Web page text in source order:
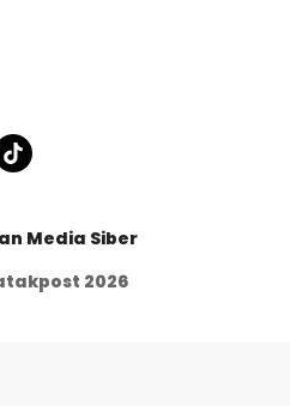
Media Siber
2026